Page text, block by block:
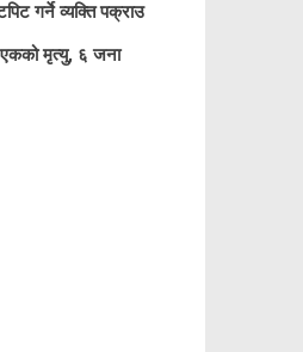
गर्ने व्यक्ति पक्राउ
मृत्यु, ६ जना